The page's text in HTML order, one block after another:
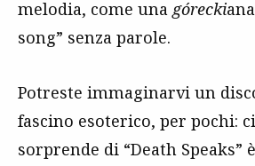
melodia, come una górecki
song” senza parole.
Potreste immaginarvi un
fascino esoterico, per pochi:
sorprende di “Death Speaks”